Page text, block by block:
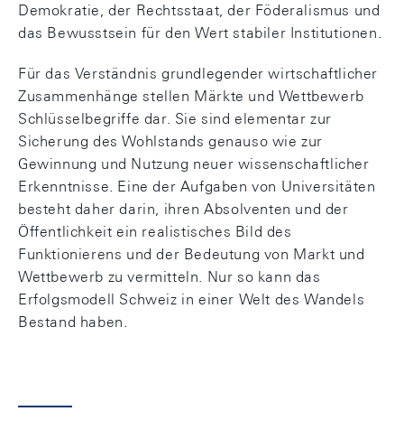
Demokratie, der Rechtsstaat, der Föderalismus und
das Bewusstsein für den Wert stabiler Institutionen.
Für das Verständnis grundlegender wirtschaftlicher
Zusammenhänge stellen Märkte und Wettbewerb
Schlüsselbegriffe dar. Sie sind elementar zur
Sicherung des Wohlstands genauso wie zur
Gewinnung und Nutzung neuer wissenschaftlicher
Erkenntnisse. Eine der Aufgaben von Universitäten
besteht daher darin, ihren Absolventen und der
Öffentlichkeit ein realistisches Bild des
Funktionierens und der Bedeutung von Markt und
Wettbewerb zu vermitteln. Nur so kann das
Erfolgsmodell Schweiz in einer Welt des Wandels
Bestand haben.